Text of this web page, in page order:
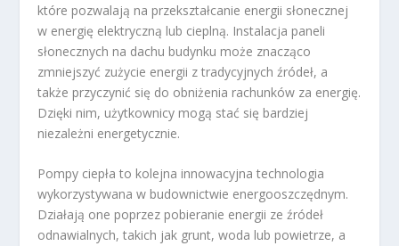
które pozwalają na przekształcanie energii słonecznej
w energię elektryczną lub cieplną. Instalacja paneli
słonecznych na dachu budynku może znacząco
zmniejszyć zużycie energii z tradycyjnych źródeł, a
także przyczynić się do obniżenia rachunków za energię.
Dzięki nim, użytkownicy mogą stać się bardziej
niezależni energetycznie.
Pompy ciepła to kolejna innowacyjna technologia
wykorzystywana w budownictwie energooszczędnym.
Działają one poprzez pobieranie energii ze źródeł
odnawialnych, takich jak grunt, woda lub powietrze, a